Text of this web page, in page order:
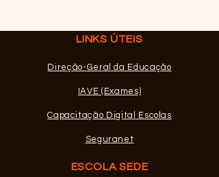
ERASMUS+VET
Exclusivo a alunos dos
LINKS ÚTEIS
Direção-Geral da Educação
IAVE (Exames)
Capacitação Digital Escolas
Seguranet
ESCOLA SEDE